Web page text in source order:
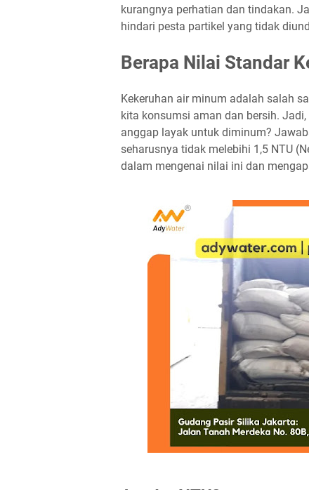
kurangnya perhatian dan tindakan.
hindari pesta partikel yang tidak
Berapa Nilai Standar
Kekeruhan air minum adalah salah
kita konsumsi aman dan bersih.
anggap layak untuk diminum?
seharusnya tidak melebihi 1,5 NTU
dalam mengenai nilai ini dan